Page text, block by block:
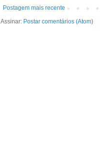
Postagem mais recente
Assinar: Postar comentários (Atom)